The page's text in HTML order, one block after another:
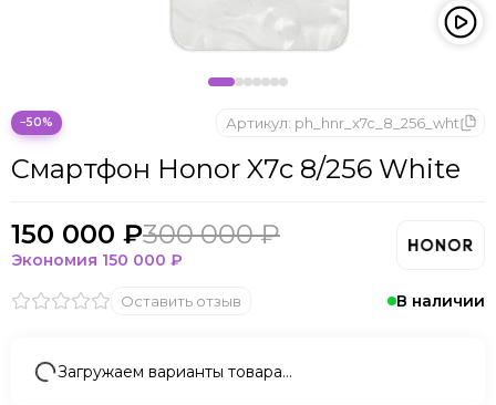
−50%
В наличии
Смартфон Honor X7c 8/256 White
Артикул: ph_hnr_x7c_8_256_wht
Оставить отзыв
150 000 ₽300 000 ₽
Экономия 150 000 ₽
Загружаем варианты товара…